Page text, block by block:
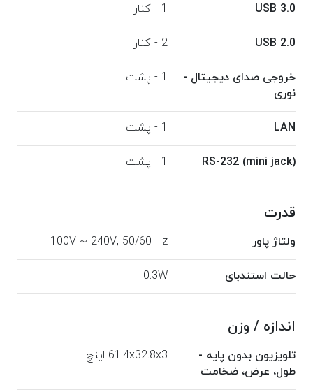
USB 3.0 1 - کنار
USB 2.0 2 - کنار
خروجی صدای دیجیتال -
نوری
1 - پشت
LAN 1 - پشت
RS-232 (mini jack) 1 - پشت
قدرت
ولتاژ پاور 100V ~ 240V, 50/60 Hz
حالت استندبای 0.3W
اندازه / وزن
تلویزیون بدون پایه -
طول، عرض، ضخامت
61.4x32.8x3 اینچ